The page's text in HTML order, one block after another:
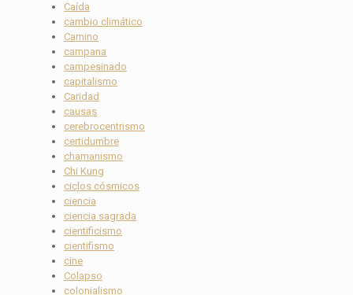
Caída
cambio climático
Camino
campana
campesinado
capitalismo
Caridad
causas
cerebrocentrismo
certidumbre
chamanismo
Chi Kung
ciclos cósmicos
ciencia
ciencia sagrada
cientificismo
cientifismo
cine
Colapso
colonialismo